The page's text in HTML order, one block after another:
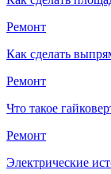
Ремонт
Как сделать
Ремонт
Что такое
Ремонт
Электрические